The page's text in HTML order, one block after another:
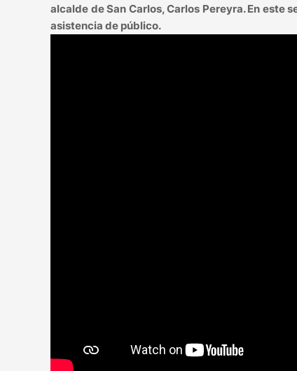
alcalde de San Carlos, Carlos Pereyra. En
asistencia de público.